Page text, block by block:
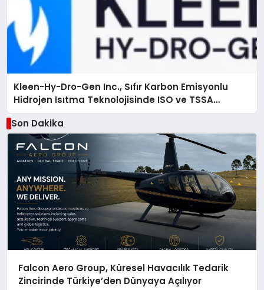
Kleen-Hy-Dro-Gen Inc., Sıfır Karbon Emisyonlu
Hidrojen Isıtma Teknolojisinde ISO ve TSSA
Düzenleyici Onaylarını Aldı
Son Dakika
Falcon Aero Group, Küresel Havacılık Tedarik
Zincirinde Türkiye’den Dünyaya Açılıyor